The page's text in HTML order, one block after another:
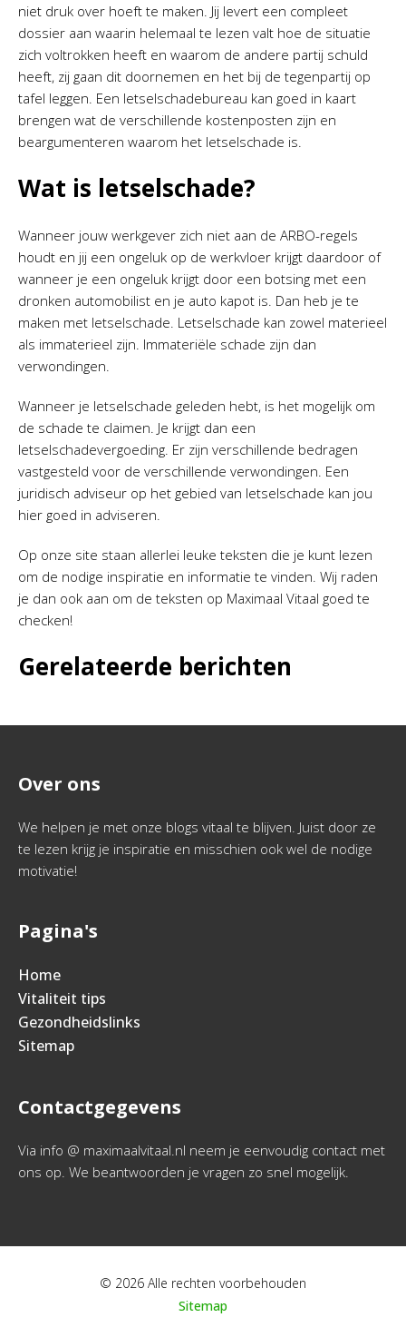
niet druk over hoeft te maken. Jij levert een compleet
dossier aan waarin helemaal te lezen valt hoe de situatie
zich voltrokken heeft en waarom de andere partij schuld
heeft, zij gaan dit doornemen en het bij de tegenpartij op
tafel leggen. Een letselschadebureau kan goed in kaart
brengen wat de verschillende kostenposten zijn en
beargumenteren waarom het letselschade is.
Wat is letselschade?
Wanneer jouw werkgever zich niet aan de ARBO-regels
houdt en jij een ongeluk op de werkvloer krijgt daardoor of
wanneer je een ongeluk krijgt door een botsing met een
dronken automobilist en je auto kapot is. Dan heb je te
maken met letselschade. Letselschade kan zowel materieel
als immaterieel zijn. Immateriële schade zijn dan
verwondingen.
Wanneer je letselschade geleden hebt, is het mogelijk om
de schade te claimen. Je krijgt dan een
letselschadevergoeding. Er zijn verschillende bedragen
vastgesteld voor de verschillende verwondingen. Een
juridisch adviseur op het gebied van letselschade kan jou
hier goed in adviseren.
Op onze site staan allerlei leuke teksten die je kunt lezen
om de nodige inspiratie en informatie te vinden. Wij raden
je dan ook aan om de teksten op Maximaal Vitaal goed te
checken!
Gerelateerde berichten
Over ons
We helpen je met onze blogs vitaal te blijven. Juist door ze
te lezen krijg je inspiratie en misschien ook wel de nodige
motivatie!
Pagina's
Home
Vitaliteit tips
Gezondheidslinks
Sitemap
Contactgegevens
Via info @ maximaalvitaal.nl neem je eenvoudig contact met
ons op. We beantwoorden je vragen zo snel mogelijk.
© 2026 Alle rechten voorbehouden
Sitemap